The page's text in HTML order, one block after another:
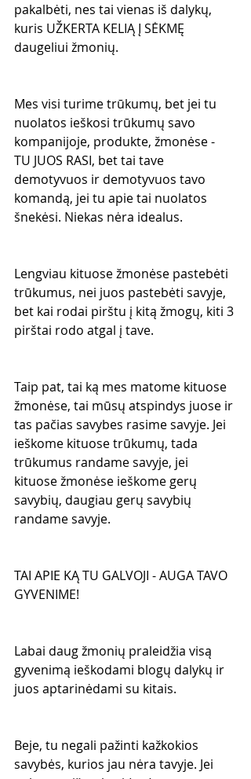
pakalbėti, nes tai vienas iš dalykų,
kuris UŽKERTA KELIĄ Į SĖKMĘ
daugeliui žmonių.
Mes visi turime trūkumų, bet jei tu
nuolatos ieškosi trūkumų savo
kompanijoje, produkte, žmonėse -
TU JUOS RASI, bet tai tave
demotyvuos ir demotyvuos tavo
komandą, jei tu apie tai nuolatos
šnekėsi. Niekas nėra idealus.
Lengviau kituose žmonėse pastebėti
trūkumus, nei juos pastebėti savyje,
bet kai rodai pirštu į kitą žmogų, kiti 3
pirštai rodo atgal į tave.
Taip pat, tai ką mes matome kituose
žmonėse, tai mūsų atspindys juose ir
tas pačias savybes rasime savyje. Jei
ieškome kituose trūkumų, tada
trūkumus randame savyje, jei
kituose žmonėse ieškome gerų
savybių, daugiau gerų savybių
randame savyje.
TAI APIE KĄ TU GALVOJI - AUGA TAVO
GYVENIME!
Labai daug žmonių praleidžia visą
gyvenimą ieškodami blogų dalykų ir
juos aptarinėdami su kitais.
Beje, tu negali pažinti kažkokios
savybės, kurios jau nėra tavyje. Jei